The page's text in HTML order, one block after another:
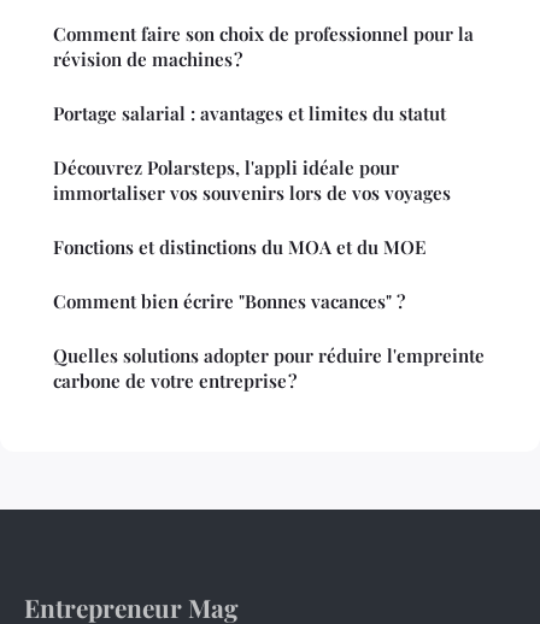
Comment faire son choix de professionnel pour la
révision de machines ?
Portage salarial : avantages et limites du statut
Découvrez Polarsteps, l'appli idéale pour
immortaliser vos souvenirs lors de vos voyages
Fonctions et distinctions du MOA et du MOE
Comment bien écrire "Bonnes vacances" ?
Quelles solutions adopter pour réduire l'empreinte
carbone de votre entreprise ?
Entrepreneur Mag